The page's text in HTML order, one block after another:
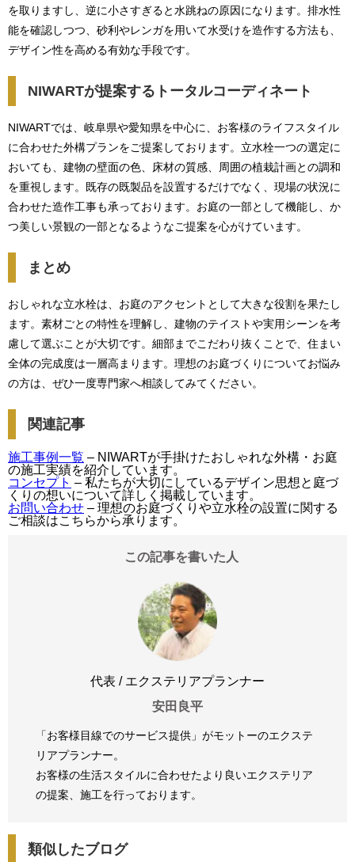
を取りますし、逆に小さすぎると水跳ねの原因になります。排水性
能を確認しつつ、砂利やレンガを用いて水受けを造作する方法も、
デザイン性を高める有効な手段です。
NIWARTが提案するトータルコーディネート
NIWARTでは、岐阜県や愛知県を中心に、お客様のライフスタイル
に合わせた外構プランをご提案しております。立水栓一つの選定に
おいても、建物の壁面の色、床材の質感、周囲の植栽計画との調和
を重視します。既存の既製品を設置するだけでなく、現場の状況に
合わせた造作工事も承っております。お庭の一部として機能し、か
つ美しい景観の一部となるようなご提案を心がけています。
まとめ
おしゃれな立水栓は、お庭のアクセントとして大きな役割を果たし
ます。素材ごとの特性を理解し、建物のテイストや実用シーンを考
慮して選ぶことが大切です。細部までこだわり抜くことで、住まい
全体の完成度は一層高まります。理想のお庭づくりについてお悩み
の方は、ぜひ一度専門家へ相談してみてください。
関連記事
施工事例一覧 – NIWARTが手掛けたおしゃれな外構・お庭
の施工実績を紹介しています。
コンセプト – 私たちが大切にしているデザイン思想と庭づ
くりの想いについて詳しく掲載しています。
お問い合わせ – 理想のお庭づくりや立水栓の設置に関する
ご相談はこちらから承ります。
この記事を書いた人
代表 / エクステリアプランナー
安田良平
「お客様目線でのサービス提供」がモットーのエクステ
リアプランナー。
お客様の生活スタイルに合わせたより良いエクステリア
の提案、 施工を行っております。
類似したブログ